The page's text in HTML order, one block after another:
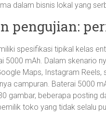
dalam bisnis lokal yang
pengujian:
spesifikasi tipikal kelas
5000 mAh. Dalam skenario
Maps, Instagram
campuran. Baterai 5000
gambar, beberapa posting
toko yang tidak selalu